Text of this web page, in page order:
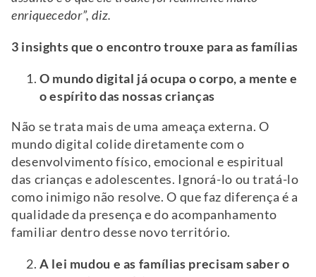
enriquecedor”, diz.
3 insights que o encontro trouxe para as famílias
O mundo digital já ocupa o corpo, a mente e
o espírito das nossas crianças
Não se trata mais de uma ameaça externa. O
mundo digital colide diretamente com o
desenvolvimento físico, emocional e espiritual
das crianças e adolescentes. Ignorá-lo ou tratá-lo
como inimigo não resolve. O que faz diferença é a
qualidade da presença e do acompanhamento
familiar dentro desse novo território.
A lei mudou e as famílias precisam saber o